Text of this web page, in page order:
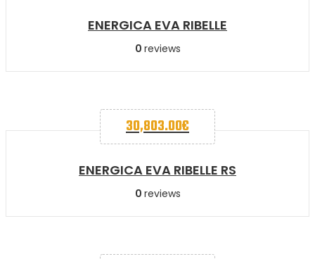
ENERGICA EVA RIBELLE
0 reviews
30,803.00€
ENERGICA EVA RIBELLE RS
0 reviews